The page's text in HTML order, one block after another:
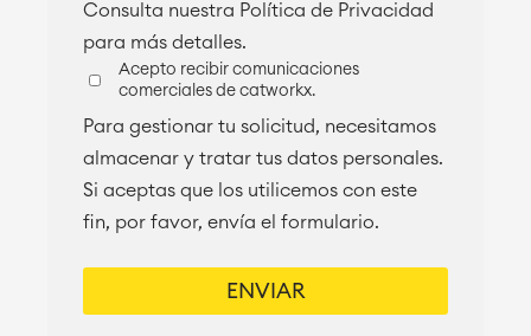
Consulta nuestra Política de Privacidad
para más detalles.
Acepto recibir comunicaciones
comerciales de catworkx.
Para gestionar tu solicitud, necesitamos
almacenar y tratar tus datos personales.
Si aceptas que los utilicemos con este
fin, por favor, envía el formulario.